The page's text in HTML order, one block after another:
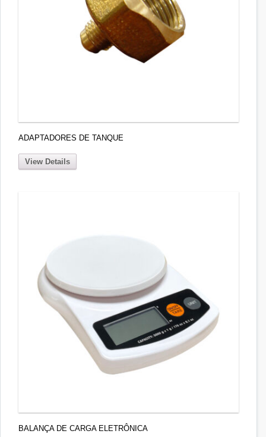
ADAPTADORES DE TANQUE
View Details
BALANÇA DE CARGA ELETRÔNICA